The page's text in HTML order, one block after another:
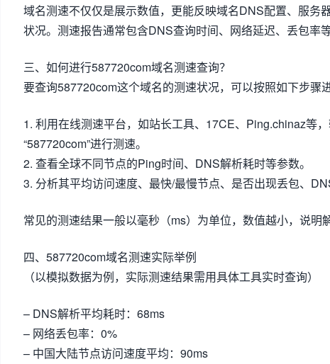
域名测速不仅仅是展示数值，更能反映域名DNS配置、服务
状况。测速报告通常包含DNS查询时间、网络延迟、丢包率
三、如何进行587720com域名测速查询？
要查询587720com这个域名的测速状况，可以按照如下步骤进
1. 利用在线测速平台，如站长工具、17CE、Ping.chinaz等，
“587720com”进行测速。
2. 查看全球不同节点的Ping时间、DNS解析耗时等参数。
3. 分析其平均访问速度、最快/最慢节点、是否出现丢包、
常见的测速结果一般以毫秒（ms）为单位，数值越小，说明
四、587720com域名测速实际举例
（以模拟数据为例，实际测速结果需用具体工具实时查询）
– DNS解析平均耗时：68ms
– 网络丢包率：0%
– 中国大陆节点访问速度平均：90ms